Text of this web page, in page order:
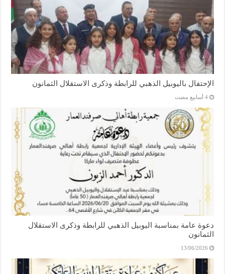
الإحتفال باليوبيل الذهبي للرابطة وذكرى الاستقلال الثمانون
‏4 أسابيع مضت
دعوة عامة بمناسبة اليوبيل الذهبي للرابطة وذكرى الاستقلال
الثمانون
13/06/2026